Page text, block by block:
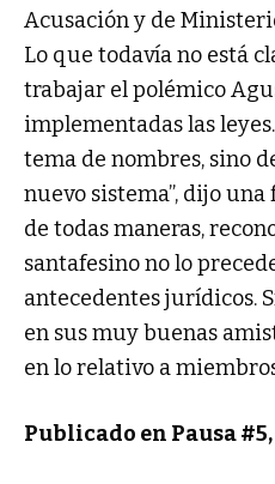
Acusación y de
Lo que todavía no está
trabajar el polémico
implementadas las
tema de nombres, sino
nuevo sistema”, dijo
de todas maneras,
santafesino no lo
antecedentes jurídicos.
en sus muy buenas
en lo relativo a
Publicado en Pausa